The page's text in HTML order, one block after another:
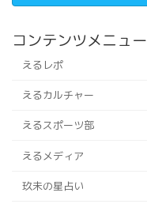
コンテンツメニュー
えるレポ
えるカルチャー
えるスポーツ部
えるメディア
玖未の星占い